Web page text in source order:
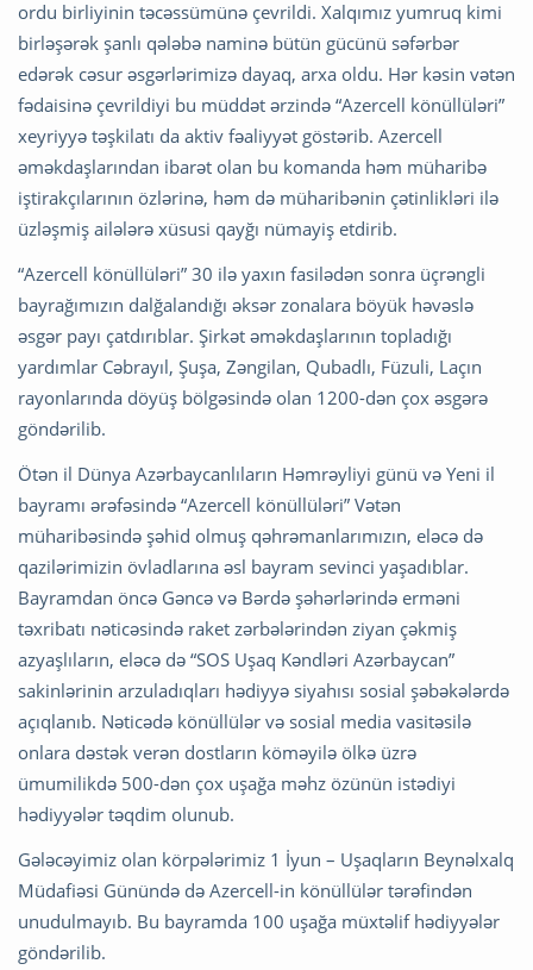
ordu birliyinin təcəssümünə çevrildi. Xalqımız yumruq kimi
birləşərək şanlı qələbə naminə bütün gücünü səfərbər
edərək cəsur əsgərlərimizə dayaq, arxa oldu. Hər kəsin vətən
fədaisinə çevrildiyi bu müddət ərzində “Azercell könüllüləri”
xeyriyyə təşkilatı da aktiv fəaliyyət göstərib. Azercell
əməkdaşlarından ibarət olan bu komanda həm müharibə
iştirakçılarının özlərinə, həm də müharibənin çətinlikləri ilə
üzləşmiş ailələrə xüsusi qayğı nümayiş etdirib.
“Azercell könüllüləri” 30 ilə yaxın fasilədən sonra üçrəngli
bayrağımızın dalğalandığı əksər zonalara böyük həvəslə
əsgər payı çatdırıblar. Şirkət əməkdaşlarının topladığı
yardımlar Cəbrayıl, Şuşa, Zəngilan, Qubadlı, Füzuli, Laçın
rayonlarında döyüş bölgəsində olan 1200-dən çox əsgərə
göndərilib.
Ötən il Dünya Azərbaycanlıların Həmrəyliyi günü və Yeni il
bayramı ərəfəsində “Azercell könüllüləri” Vətən
müharibəsində şəhid olmuş qəhrəmanlarımızın, eləcə də
qazilərimizin övladlarına əsl bayram sevinci yaşadıblar.
Bayramdan öncə Gəncə və Bərdə şəhərlərində erməni
təxribatı nəticəsində raket zərbələrindən ziyan çəkmiş
azyaşlıların, eləcə də “SOS Uşaq Kəndləri Azərbaycan”
sakinlərinin arzuladıqları hədiyyə siyahısı sosial şəbəkələrdə
açıqlanıb. Nəticədə könüllülər və sosial media vasitəsilə
onlara dəstək verən dostların köməyilə ölkə üzrə
ümumilikdə 500-dən çox uşağa məhz özünün istədiyi
hədiyyələr təqdim olunub.
Gələcəyimiz olan körpələrimiz 1 İyun – Uşaqların Beynəlxalq
Müdafiəsi Günündə də Azercell-in könüllülər tərəfindən
unudulmayıb. Bu bayramda 100 uşağa müxtəlif hədiyyələr
göndərilib.